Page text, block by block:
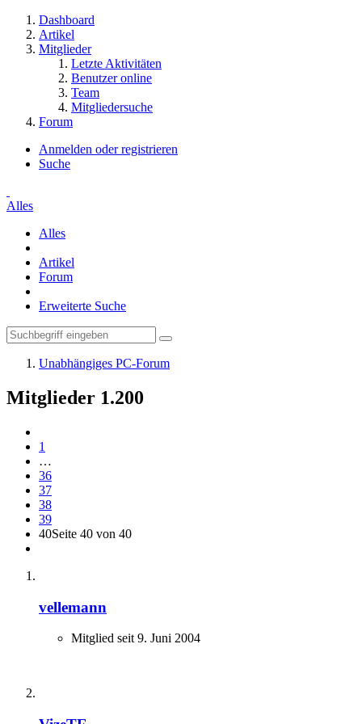
Dashboard
Artikel
Mitglieder
Letzte Aktivitäten
Benutzer online
Team
Mitgliedersuche
Forum
Anmelden oder registrieren
Suche
Alles
Alles
Artikel
Forum
Erweiterte Suche
Unabhängiges PC-Forum
Mitglieder 1.200
1
…
36
37
38
39
40Seite 40 von 40
vellemann
Mitglied seit 9. Juni 2004